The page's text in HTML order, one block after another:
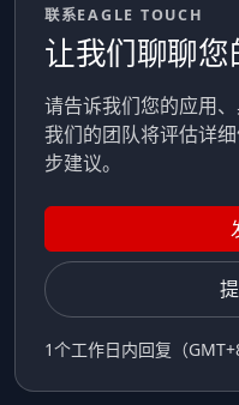
联系EAGLE TOUCH
让我们聊聊
请告诉我们您的应用
我们的团队将评估详
步建议。
1个工作日内回复（